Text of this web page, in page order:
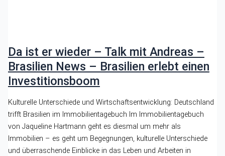
Da ist er wieder – Talk mit Andreas –
Brasilien News – Brasilien erlebt einen
Investitionsboom
Kulturelle Unterschiede und Wirtschaftsentwicklung: Deutschland
trifft Brasilien im Immobilientagebuch Im Immobilientagebuch
von Jaqueline Hartmann geht es diesmal um mehr als
Immobilien – es geht um Begegnungen, kulturelle Unterschiede
und überraschende Einblicke in das Leben und Arbeiten in